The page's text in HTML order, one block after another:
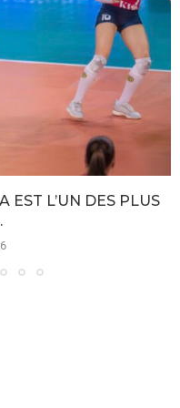
EST L’UN DES PLUS